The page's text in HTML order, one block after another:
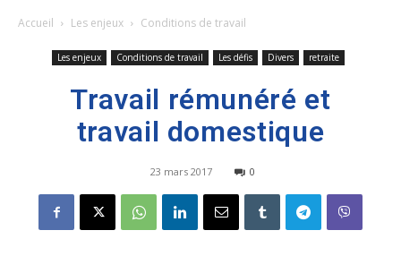
Accueil Les enjeux Conditions de travail
Les enjeux Conditions de travail Les défis Divers retraite
Travail rémunéré et
travail domestique
23 mars 2017 0